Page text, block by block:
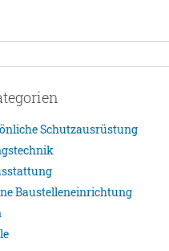
Schutzausrüstung
Baustelleneinrichtung